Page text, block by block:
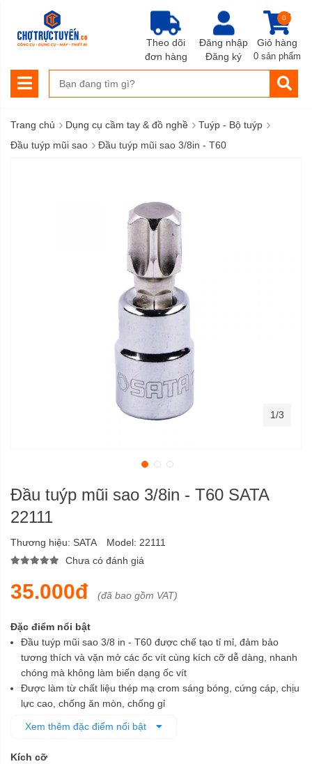
Đăng nhập
Đăng ký
Giỏ hàng
0
0 sản phẩm
Theo dõi
đơn hàng
Trang chủ › Dụng cụ cầm tay & đồ nghề › Tuýp - Bộ tuýp ›
Đầu tuýp mũi sao › Đầu tuýp mũi sao 3/8in - T60
Đầu tuýp mũi sao 3/8in - T60 SATA
22111
Thương hiệu: SATA Model: 22111
Chưa có đánh giá
35.000đ (đã bao gồm VAT)
Đặc điểm nổi bật
Đầu tuýp mũi sao 3/8 in - T60 được chế tạo tỉ mỉ, đảm bảo
tương thích và vặn mở các ốc vít cùng kích cỡ dễ dàng, nhanh
chóng mà không làm biến dạng ốc vít
Được làm từ chất liệu thép mạ crom sáng bóng, cứng cáp, chịu
lực cao, chống ăn mòn, chống gỉ
Phần đế được xử lý nhiệt và mạ crom giúp tăng độ bền chắc
Xem thêm đặc điểm nổi bật
Kích cỡ
1/3